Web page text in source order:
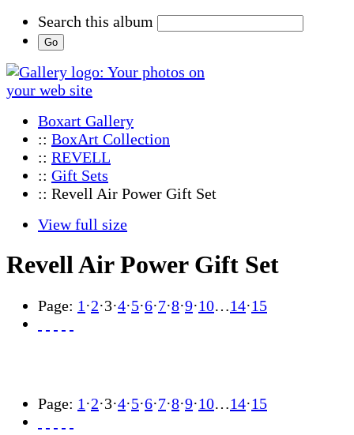
Search this album
Boxart Gallery
:: BoxArt Collection
:: REVELL
:: Gift Sets
:: Revell Air Power Gift Set
View full size
Revell Air Power Gift Set
Page: 1 ·2·3·4·5·6·7·8·9·10…14·15
Page: 1 ·2·3·4·5·6·7·8·9·10…14·15